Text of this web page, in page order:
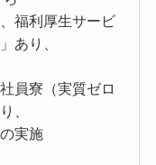
福利厚生サービ
あり、
員寮（実質ゼロ
、
実施